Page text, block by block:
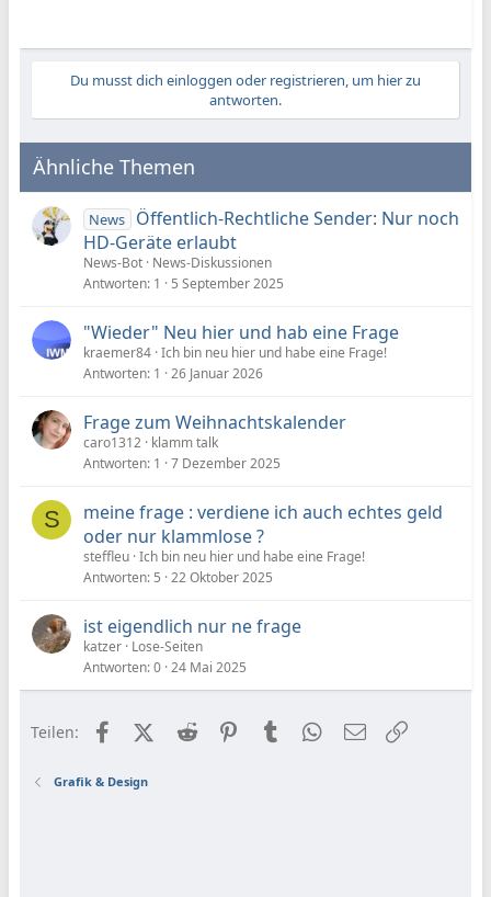
Du musst dich einloggen oder registrieren, um hier zu
antworten.
Ähnliche Themen
News
Öffentlich-Rechtliche Sender: Nur noch
HD-Geräte erlaubt
News-Bot News-Diskussionen
Antworten 1 5 September 2025
"Wieder" Neu hier und hab eine Frage
kraemer84 Ich bin neu hier und habe eine Frage!
Antworten 1 26 Januar 2026
Frage zum Weihnachtskalender
caro1312 klamm talk
Antworten 1 7 Dezember 2025
S
meine frage : verdiene ich auch echtes geld
oder nur klammlose ?
steffleu Ich bin neu hier und habe eine Frage!
Antworten 5 22 Oktober 2025
ist eigendlich nur ne frage
katzer Lose-Seiten
Antworten 0 24 Mai 2025
Teilen: FacebookX (Twitter)
Reddit PinterestTumblr WhatsApp
E-Mail
Grafik & Design